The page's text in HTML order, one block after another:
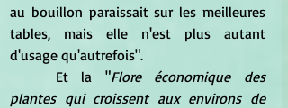
au bouillon paraissait sur les meilleures
tables, mais elle n'est plus autant
d'usage qu'autrefois".
	Et la "
Flore économique des
plantes qui croissent aux environs de